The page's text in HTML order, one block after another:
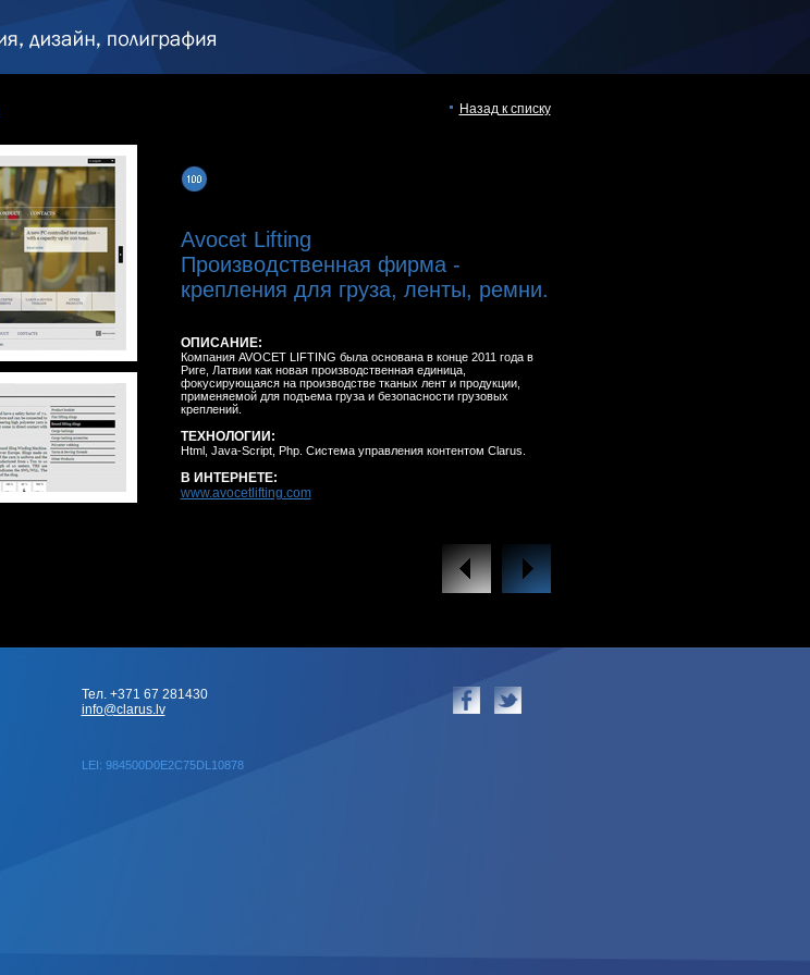
Назад к списку
Avocet Lifting
Производственная фирма -
крепления для груза, ленты, ремни.
ОПИСАНИЕ:
Компания AVOCET LIFTING была основана в конце 2011 года в
Риге, Латвии как новая производственная единица,
фокусирующаяся на производстве тканых лент и продукции,
применяемой для подъема груза и безопасности грузовых
креплений.
ТЕХНОЛОГИИ:
Html, Java-Script, Php. Система управления контентом Clarus.
В ИНТЕРНЕТЕ:
www.avocetlifting.com
LEI: 984500D0E2C75DL10878
Тел. +371 67 281430
info@clarus.lv